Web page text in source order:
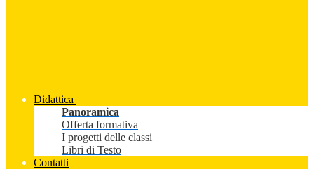
Didattica
Panoramica
Offerta formativa
I progetti delle classi
Libri di Testo
Contatti